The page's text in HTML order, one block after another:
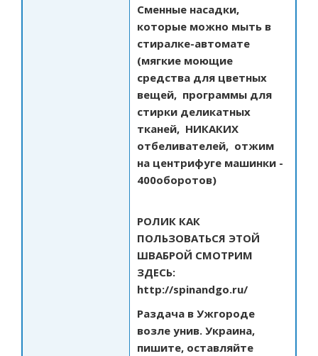
Сменные насадки,
которые можно мыть в
стиралке-автомате
(мягкие моющие
средства для цветных
вещей, программы для
стирки деликатных
тканей, НИКАКИХ
отбеливателей, отжим
на центрифуге машинки -
400оборотов)
РОЛИК КАК
ПОЛЬЗОВАТЬСЯ ЭТОЙ
ШВАБРОЙ СМОТРИМ
ЗДЕСЬ:
http://spinandgo.ru/
Раздача в Ужгороде
возле унив. Украина,
пишите, оставляйте